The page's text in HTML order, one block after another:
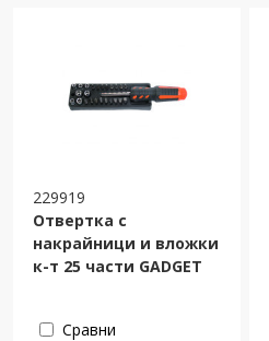
229919
Отвертка с
накрайници и вложки
к-т 25 части GADGET
Сравни